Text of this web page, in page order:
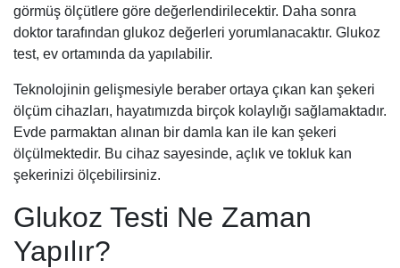
görmüş ölçütlere göre değerlendirilecektir. Daha sonra
doktor tarafından glukoz değerleri yorumlanacaktır. Glukoz
test, ev ortamında da yapılabilir.
Teknolojinin gelişmesiyle beraber ortaya çıkan kan şekeri
ölçüm cihazları, hayatımızda birçok kolaylığı sağlamaktadır.
Evde parmaktan alınan bir damla kan ile kan şekeri
ölçülmektedir. Bu cihaz sayesinde, açlık ve tokluk kan
şekerinizi ölçebilirsiniz.
Glukoz Testi Ne Zaman
Yapılır?